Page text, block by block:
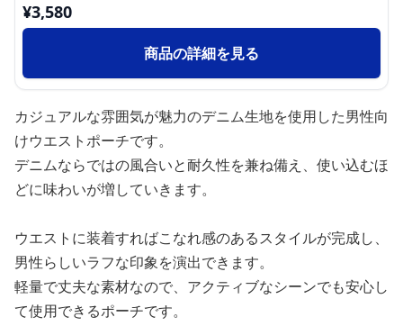
¥3,580
商品の詳細を見る
カジュアルな雰囲気が魅力のデニム生地を使用した男性向
けウエストポーチです。
デニムならではの風合いと耐久性を兼ね備え、使い込むほ
どに味わいが増していきます。
ウエストに装着すればこなれ感のあるスタイルが完成し、
男性らしいラフな印象を演出できます。
軽量で丈夫な素材なので、アクティブなシーンでも安心し
て使用できるポーチです。